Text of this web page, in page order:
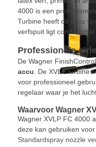
4000 is een
Turbine heeft dit accu
verfspuit ligt
Professionele
De Wagner
accu . De XVLP turbine
voor professioneel
regelaar waar je het
Waarvoor Wagner
Wagner XVLP FC 4000
deze kan gebruiken
Standardspray nozzle